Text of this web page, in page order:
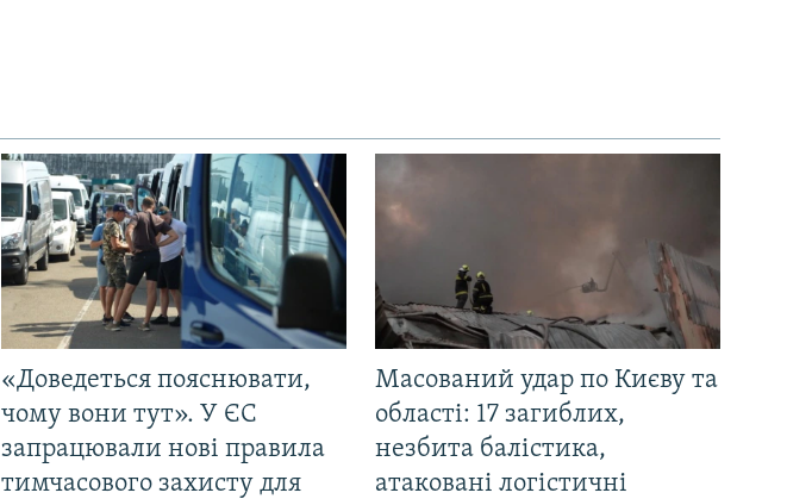
«Доведеться пояснювати,
чому вони тут». У ЄС
запрацювали нові правила
тимчасового захисту для
Масований удар по Києву та
області: 17 загиблих,
незбита балістика,
атаковані логістичні